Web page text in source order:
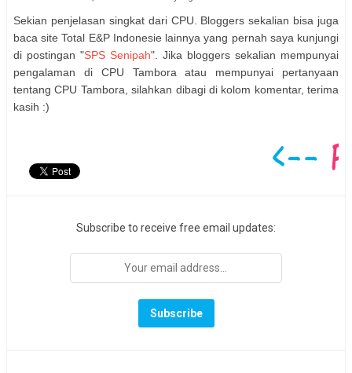
Sekian penjelasan singkat dari CPU. Bloggers sekalian bisa juga
baca site Total E&P Indonesie lainnya yang pernah saya kunjungi
di postingan "SPS Senipah". Jika bloggers sekalian mempunyai
pengalaman di CPU Tambora atau mempunyai pertanyaan
tentang CPU Tambora, silahkan dibagi di kolom komentar, terima
kasih :)
Subscribe to receive free email updates: